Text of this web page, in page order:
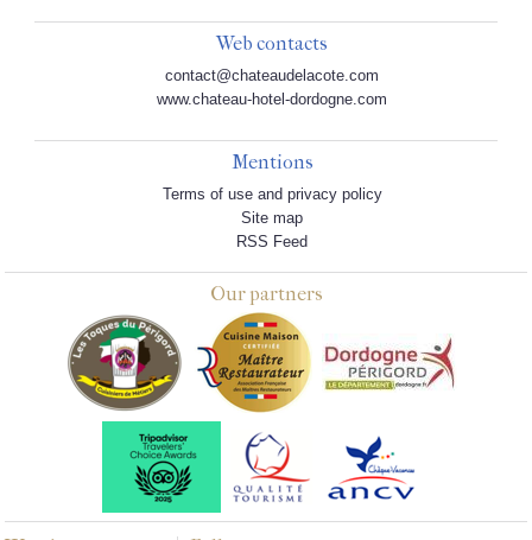
Web contacts
contact@chateaudelacote.com
www.chateau-hotel-dordogne.com
Mentions
Terms of use and privacy policy
Site map
RSS Feed
Our partners